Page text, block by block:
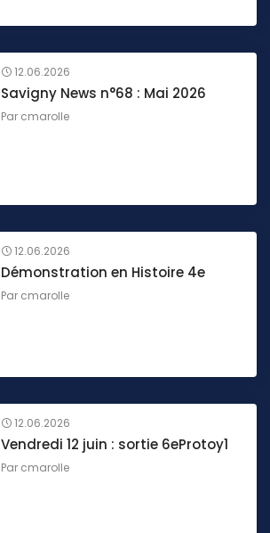
12.06.2026
Savigny News n°68 : Mai 2026
Par cmarolle
12.06.2026
Démonstration en Histoire 4e
Par cmarolle
12.06.2026
Vendredi 12 juin : sortie 6eProtoy1
Par cmarolle